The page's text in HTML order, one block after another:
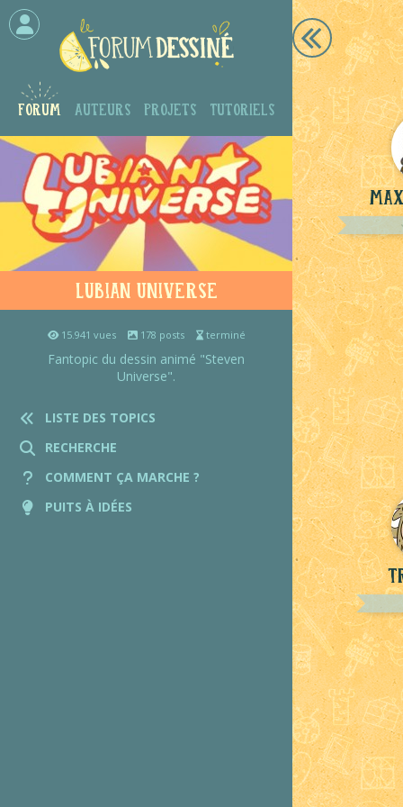
Forum Auteurs Projets Tutoriels
Lubian Universe
15.941 vues 178 posts terminé
Fantopic du dessin animé "Steven
Universe".
LISTE DES TOPICS
RECHERCHE
COMMENT ÇA MARCHE ?
PUITS À IDÉES